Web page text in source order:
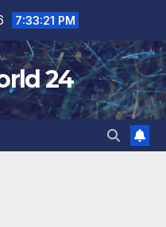
7:33:21 PM
24